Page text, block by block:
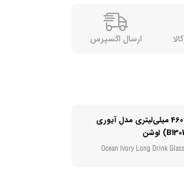
ارسال اکسپرس
لیوان شیشه‌ای 460 میلی‌لیتری مدل آیوری
Ocean Ivory Long Drink